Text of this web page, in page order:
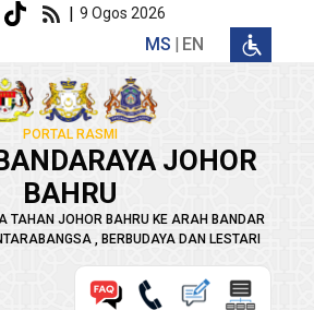
| 9 Ogos 2026
MS EN
PORTAL RASMI
JOHOR
BAHRU
TAHAN JOHOR BAHRU KE ARAH BANDAR
, BERBUDAYA DAN LESTARI